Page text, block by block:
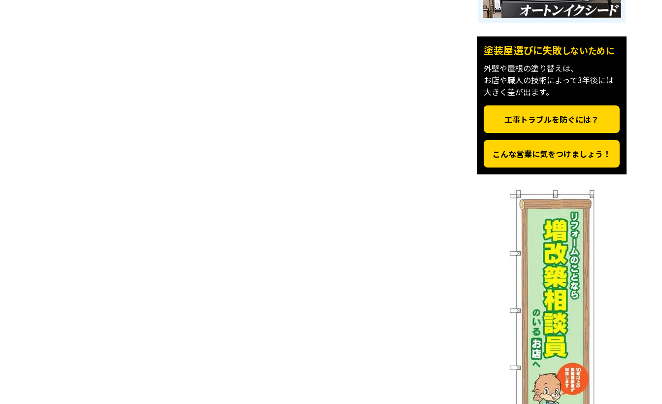
塗装屋選びに失敗しないために
外壁や屋根の塗り替えは、
お店や職人の技術によって3年後には
大きく差が出ます。
工事トラブルを防ぐには？
こんな営業に気をつけましょう！